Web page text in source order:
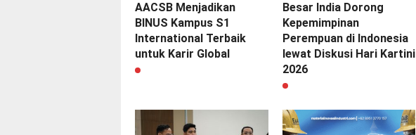
AACSB Menjadikan
BINUS Kampus S1
International Terbaik
untuk Karir Global
Besar India Dorong
Kepemimpinan
Perempuan di Indonesia
lewat Diskusi Hari Kartini
2026